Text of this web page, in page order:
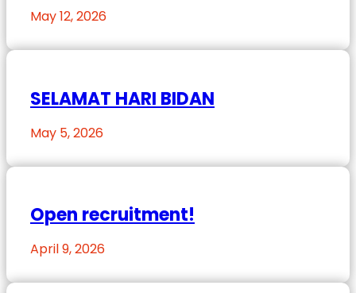
May 12, 2026
SELAMAT HARI BIDAN
May 5, 2026
Open recruitment!
April 9, 2026